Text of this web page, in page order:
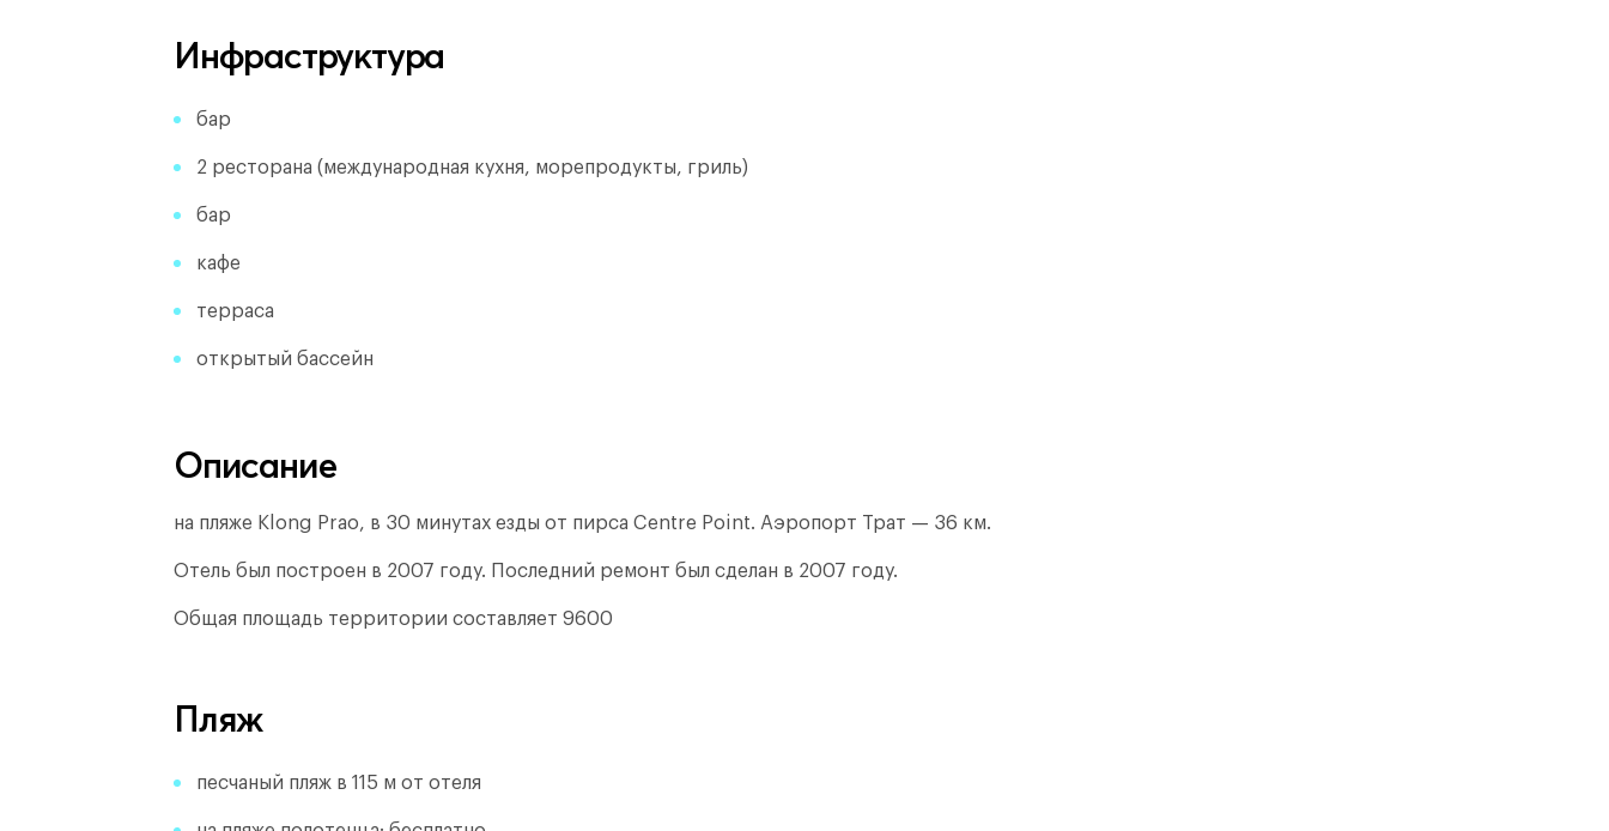
Инфраструктура
бар
2 ресторана (международная кухня, морепродукты, гриль)
бар
кафе
терраса
открытый бассейн
Описание
на пляже Klong Prao, в 30 минутах езды от пирса Centre Point. Аэропорт Трат — 36 км.
Отель был построен в 2007 году. Последний ремонт был сделан в 2007 году.
Общая площадь территории составляет 9600
Пляж
песчаный пляж в 115 м от отеля